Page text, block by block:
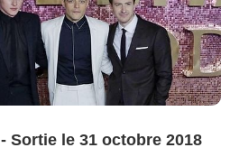
- Sortie le 31 octobre 2018